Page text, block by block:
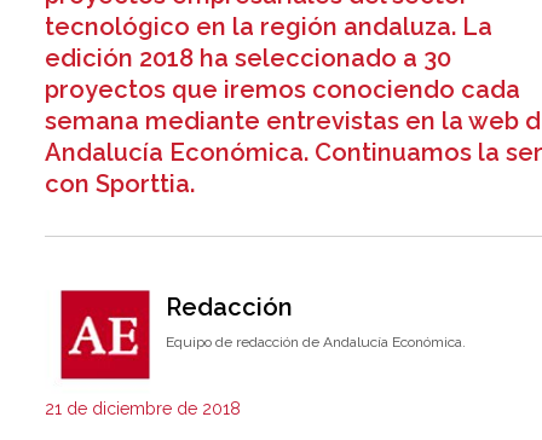
tecnológico en la región andaluza. La
edición 2018 ha seleccionado a 30
proyectos que iremos conociendo cada
semana mediante entrevistas en la web
Andalucía Económica. Continuamos la
con Sporttia.
Redacción
Equipo de redacción de Andalucía Económica.
21 de diciembre de 2018